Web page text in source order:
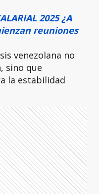
2025 ¿A
reuniones
venezolana no
sino que
la estabilidad